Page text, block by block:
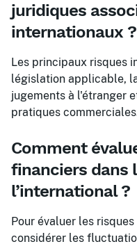
juridiques
internationaux ?
Les principaux risques
législation applicable,
jugements à l'étranger
pratiques
Comment
financiers dans
l’international ?
Pour évaluer les
considérer les